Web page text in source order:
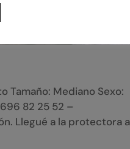
Tamaño: Mediano Sexo:
696 82 25 52 –
Llegué a la protectora a